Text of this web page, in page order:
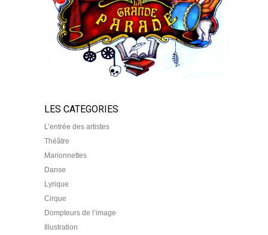
LES CATEGORIES
L’entrée des artistes
Théâtre
Marionnettes
Danse
Lyrique
Cirque
Dompteurs de l’image
Illustration